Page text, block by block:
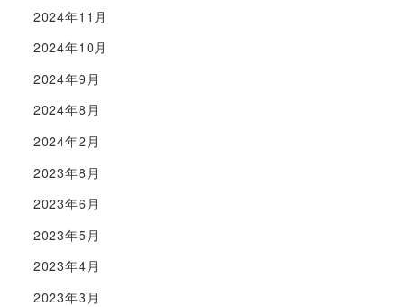
2024年11月
2024年10月
2024年9月
2024年8月
2024年2月
2023年8月
2023年6月
2023年5月
2023年4月
2023年3月